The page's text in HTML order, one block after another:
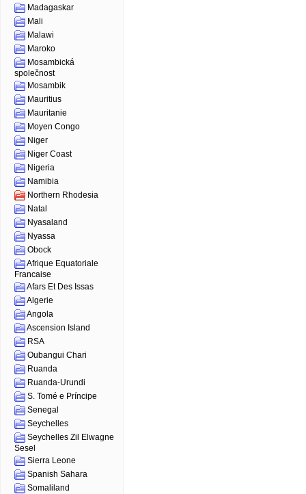
Madagaskar
Mali
Malawi
Maroko
Mosambická
společnost
Mosambik
Mauritius
Mauritanie
Moyen Congo
Niger
Niger Coast
Nigeria
Namibia
Northern Rhodesia
Natal
Nyasaland
Nyassa
Obock
Afrique Equatoriale
Francaise
Afars Et Des Issas
Algerie
Angola
Ascension Island
RSA
Oubangui Chari
Ruanda
Ruanda-Urundi
S. Tomé e Príncipe
Senegal
Seychelles
Seychelles Zil Elwagne
Sesel
Sierra Leone
Spanish Sahara
Somaliland